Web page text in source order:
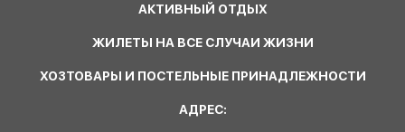
АКТИВНЫЙ ОТДЫХ
ЖИЛЕТЫ НА ВСЕ СЛУЧАИ ЖИЗНИ
ХОЗТОВАРЫ И ПОСТЕЛЬНЫЕ ПРИНАДЛЕЖНОСТИ
АДРЕС: